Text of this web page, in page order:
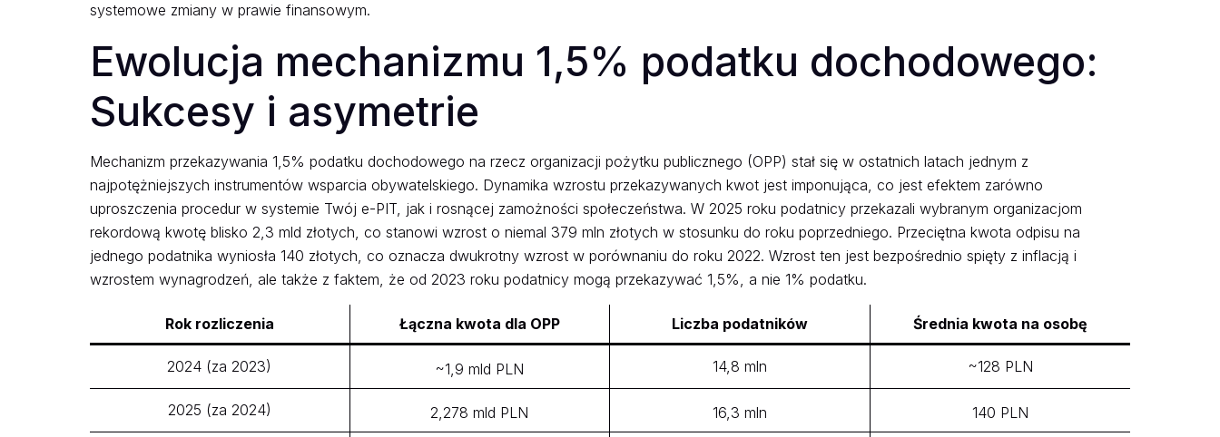
systemowe zmiany w prawie finansowym.
Ewolucja mechanizmu 1,5% podatku dochodowego:
Sukcesy i asymetrie
Mechanizm przekazywania 1,5% podatku dochodowego na rzecz organizacji pożytku publicznego (OPP) stał się w ostatnich latach jednym z
najpotężniejszych instrumentów wsparcia obywatelskiego. Dynamika wzrostu przekazywanych kwot jest imponująca, co jest efektem zarówno
uproszczenia procedur w systemie Twój e-PIT, jak i rosnącej zamożności społeczeństwa. W 2025 roku podatnicy przekazali wybranym organizacjom
rekordową kwotę blisko 2,3 mld złotych, co stanowi wzrost o niemal 379 mln złotych w stosunku do roku poprzedniego. Przeciętna kwota odpisu na
jednego podatnika wyniosła 140 złotych, co oznacza dwukrotny wzrost w porównaniu do roku 2022. Wzrost ten jest bezpośrednio spięty z inflacją i
wzrostem wynagrodzeń, ale także z faktem, że od 2023 roku podatnicy mogą przekazywać 1,5%, a nie 1% podatku.
Rok rozliczenia Łączna kwota dla OPP Liczba podatników Średnia kwota na osobę
2024 (za 2023) ~1,9 mld PLN 14,8 mln ~128 PLN
2025 (za 2024) 2,278 mld PLN 16,3 mln 140 PLN